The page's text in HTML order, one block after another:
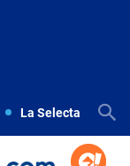
La Selecta